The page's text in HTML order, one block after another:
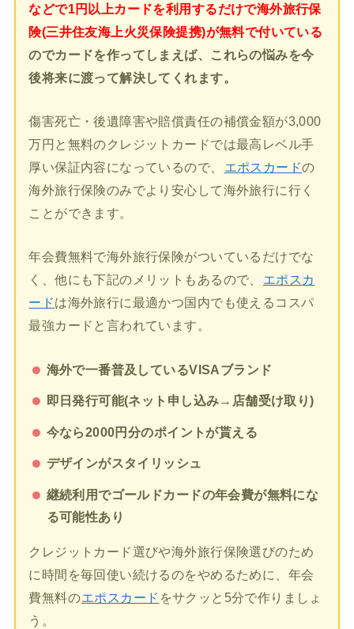
などで1円以上カードを利用するだけで海外旅行保
険(三井住友海上火災保険提携)が無料で付いている
のでカードを作ってしまえば、これらの悩みを今
後将来に渡って解決してくれます。
傷害死亡・後遺障害や賠償責任の補償金額が3,000
万円と無料のクレジットカードでは最高レベル手
厚い保証内容になっているので、
エポスカードの
海外旅行保険のみでより安心して海外旅行に行く
ことができます。
年会費無料で海外旅行保険がついているだけでな
く、他にも下記のメリットもあるので、
エポスカ
ードは海外旅行に最適かつ国内でも使えるコスパ
最強カードと言われています。
海外で一番普及しているVISAブランド
即日発行可能(ネット申し込み→店舗受け取り)
今なら2000円分のポイントが貰える
デザインがスタイリッシュ
継続利用でゴールドカードの年会費が無料にな
る可能性あり
クレジットカード選びや海外旅行保険選びのため
に時間を毎回使い続けるのをやめるために、年会
費無料のエポスカード をサクッと5分で作りましょ
う。